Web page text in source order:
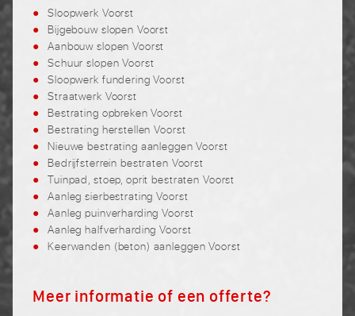
Sloopwerk Voorst
Bijgebouw slopen Voorst
Aanbouw slopen Voorst
Schuur slopen Voorst
Sloopwerk fundering Voorst
Straatwerk Voorst
Bestrating opbreken Voorst
Bestrating herstellen Voorst
Nieuwe bestrating aanleggen Voorst
Bedrijfsterrein bestraten Voorst
Tuinpad, stoep, oprit bestraten Voorst
Aanleg sierbestrating Voorst
Aanleg puinverharding Voorst
Aanleg halfverharding Voorst
Keerwanden (beton) aanleggen Voorst
Meer informatie of een offerte?